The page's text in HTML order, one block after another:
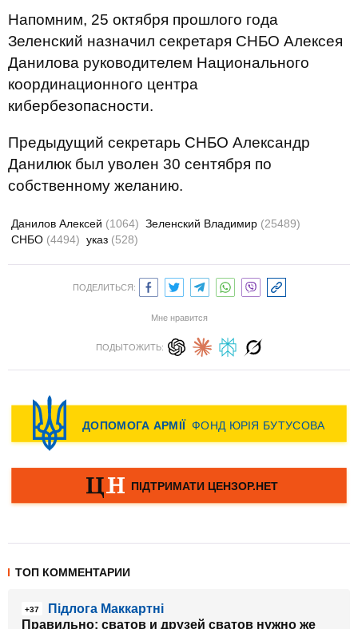
Напомним, 25 октября прошлого года
Зеленский назначил секретаря СНБО Алексея
Данилова руководителем Национального
координационного центра
кибербезопасности.
Предыдущий секретарь СНБО Александр
Данилюк был уволен 30 сентября по
собственному желанию.
Данилов Алексей (1064) Зеленский Владимир (25489)
СНБО (4494) указ (528)
ПОДЕЛИТЬСЯ:
Мне нравится
ПОДЫТОЖИТЬ:
ТОП КОММЕНТАРИИ
+37
Підлога Маккартні
Правильно: сватов и друзей сватов нужно же